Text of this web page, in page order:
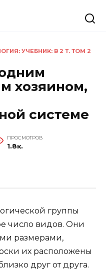
УЧЕБНИК: В 2 Т. ТОМ 2
хозяином,
системе
ПРОСМОТРОВ
1.8к.
группы
число видов. Они
размерами,
их расположены
друг от друга.